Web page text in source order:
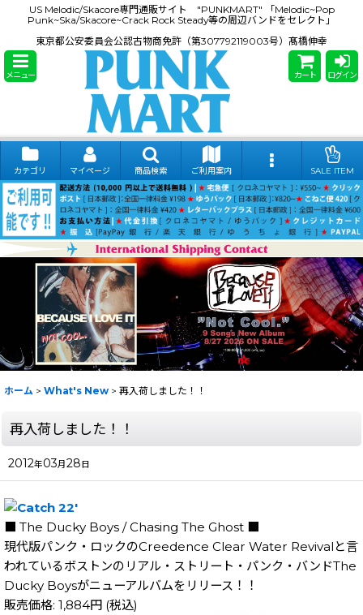
US Melodic/Skacore専門通販サイト "PUNKMART" 「Melodic~Pop
Punk~Ska/Skacore~Crack Rock Steady等の周辺バンドをセレクト」
東京都公安委員会公認古物商免許（第307792119003号）髙橋伸幸
メニュー カート ログイン
カテゴリ マイページ 商品検索 ご利用案内 SALE ITEM
ホーム > What's New > 再入荷しました！！
再入荷しました！！
2012年03月28日
■ The Ducky Boys / Chasing The Ghost ■
現代版パンク・ロックのCreedence Clear Water Revivalと言
われているボストンのリアル・ストリート・パンク・バンドThe
Ducky Boysがニューアルバムをリリース！！
販売価格: 1,884円 (税込)